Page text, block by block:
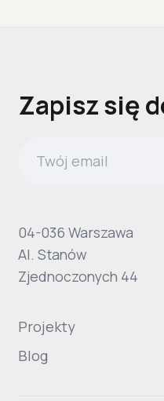
04-036 Warszawa
Al. Stanów
Zjednoczonych 44
Zapisz się
Projekty
Blog